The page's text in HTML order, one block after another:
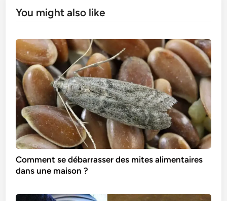
You might also like
Comment se débarrasser des mites alimentaires
dans une maison ?